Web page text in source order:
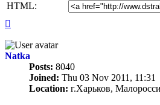
HTML:
Natka
Posts: 8040
Joined: Thu 03 Nov 2011, 11:31
Location: г.Харьков,